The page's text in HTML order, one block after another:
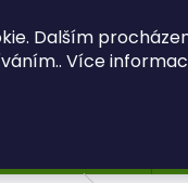
Dalším
Více